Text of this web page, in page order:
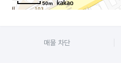
50m
매물 차단